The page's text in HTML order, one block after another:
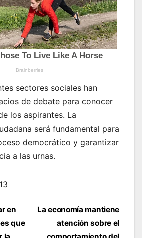
sectores sociales han
de debate para conocer
los aspirantes. La
será fundamental para
democrático y garantizar
a las urnas.
13
La economía mantiene
atención sobre el
en
que